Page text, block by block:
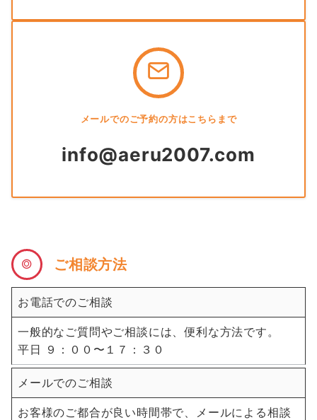
メールでのご予約の方はこちらまで
info@aeru2007.com
ご相談方法
お電話でのご相談
一般的なご質問やご相談には、便利な方法です。
平日 ９：００〜１７：３０
メールでのご相談
お客様のご都合が良い時間帯で、メールによる相談